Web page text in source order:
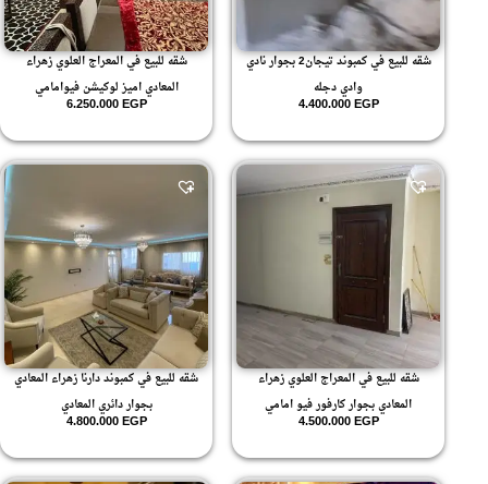
شقه للبيع في كمبوند تيجان2 بجوار نادي
وادي دجله
4.400.000EGP
شقه للبيع في المعراج العلوي زهراء
المعادي اميز لوكيشن فيوامامي
6.250.000EGP
شقه للبيع في المعراج العلوي زهراء
المعادي بجوار كارفور فيو امامي
4.500.000EGP
شقه للبيع في كمبوند دارنا زهراء المعادي
بجوار دائري المعادي
4.800.000EGP